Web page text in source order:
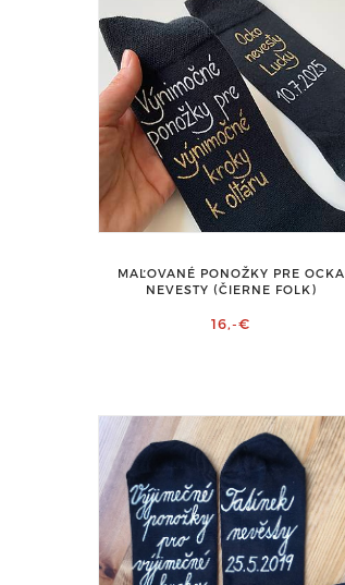
MAĽOVANÉ PONOŽKY PRE OCKA
NEVESTY (ČIERNE FOLK)
16,-€